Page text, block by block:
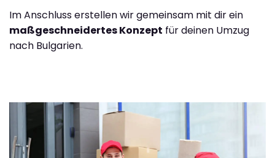
Im Anschluss erstellen wir gemeinsam mit dir ein
maßgeschneidertes Konzept für deinen Umzug
nach Bulgarien.